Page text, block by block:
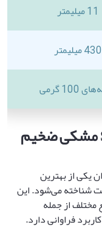
11 میلیمتر
430 میلیمتر
گرمی
مشکی ضخیم
یکی از بهترین
شناخته می‌شود. این
از جمله
فراوانی دارد.